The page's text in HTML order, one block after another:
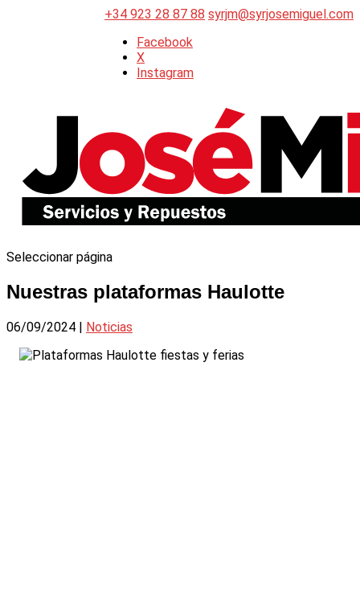
+34 923 28 87 88 syrjm@syrjosemiguel.com
Facebook
X
Instagram
Seleccionar página
Nuestras plataformas Haulotte
06/09/2024 | Noticias